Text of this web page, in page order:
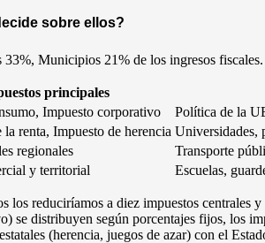
sobre ellos?
Municipios 21% de los ingresos
principales
Impuesto corporativo
Política de la
la renta, Impuesto de herencia Universidades,
regionales
Transporte
y territorial Escuelas,
los reduciríamos a diez impuestos centrales
se distribuyen según porcentajes fijos, los
(herencia, juegos de azar) con el